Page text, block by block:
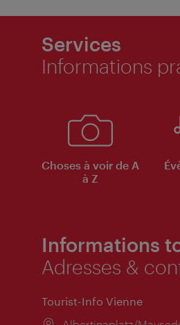
Services
Informations
Choses à voir de A
à Z
Informations
Adresses &
Tourist-Info Vienne